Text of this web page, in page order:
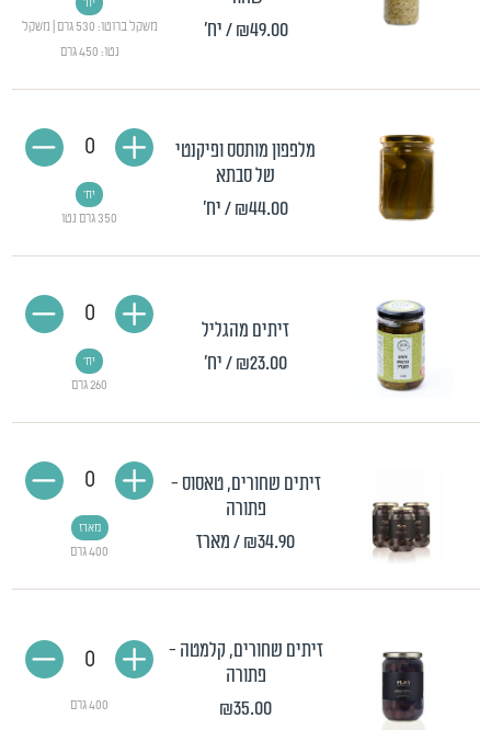
₪49.00 / יח'
משקל ברוטו: 530 גרם | משקל
נטו: 450 גרם
מלפפון מותסס ופיקנטי
של סבתא
₪44.00/ יח' 350 גרם נטו
יח'
0
זיתים מהגליל
₪23.00/ יח'
260 גרם
יח'
0
זיתים שחורים, טאסוס -
פתורה
₪34.90/ מארז 400 גרם
מארז
0
זיתים שחורים, קלמטה -
פתורה
₪35.00
400 גרם
0